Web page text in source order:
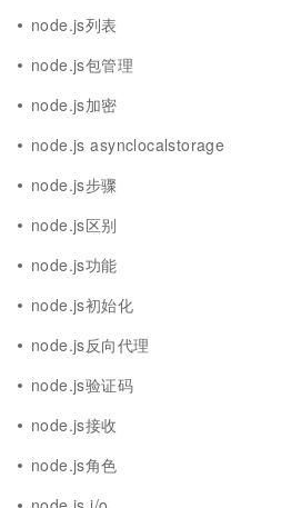
node.js列表
node.js包管理
node.js加密
node.js asynclocalstorage
node.js步骤
node.js区别
node.js功能
node.js初始化
node.js反向代理
node.js验证码
node.js接收
node.js角色